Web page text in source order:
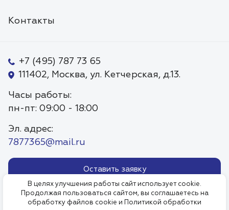
Контакты
+7 (495) 787 73 65
111402, Москва, ул. Кетчерская, д.13.
Часы работы:
пн-пт: 09:00 - 18:00
Эл. адрес:
7877365@mail.ru
Оставить заявку
Политика обработки
персональных данных.
Пользовательское соглаше
В целях улучшения работы сайт использует cookie.
Продолжая пользоваться сайтом, вы соглашаетесь на
обработку файлов cookie и Политикой обработки